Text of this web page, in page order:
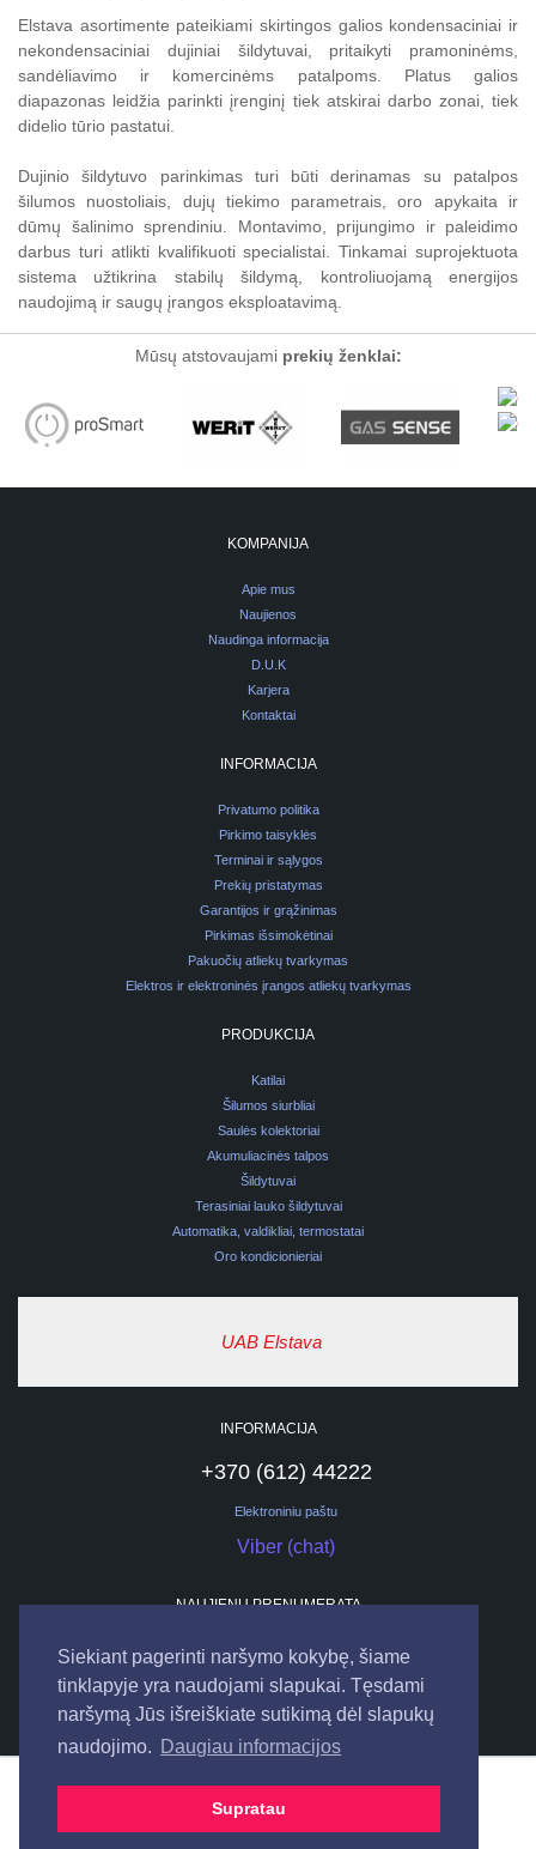
Siekiant pagerinti naršymo kokybę, šiame
tinklapyje yra naudojami slapukai. Tęsdami
naršymą Jūs išreiškiate sutikimą dėl slapukų
naudojimo. Daugiau informacijos
Supratau
Elstava asortimente pateikiami skirtingos galios kondensaciniai ir
nekondensaciniai dujiniai šildytuvai, pritaikyti pramoninėms,
sandėliavimo ir komercinėms patalpoms. Platus galios
diapazonas leidžia parinkti įrenginį tiek atskirai darbo zonai, tiek
didelio tūrio pastatui.
Dujinio šildytuvo parinkimas turi būti derinamas su patalpos
šilumos nuostoliais, dujų tiekimo parametrais, oro apykaita ir
dūmų šalinimo sprendiniu. Montavimo, prijungimo ir paleidimo
darbus turi atlikti kvalifikuoti specialistai. Tinkamai suprojektuota
sistema užtikrina stabilų šildymą, kontroliuojamą energijos
naudojimą ir saugų įrangos eksploatavimą.
Mūsų atstovaujami prekių ženklai:
KOMPANIJA
Apie mus
Naujienos
Naudinga informacija
D.U.K
Karjera
Kontaktai
INFORMACIJA
Privatumo politika
Pirkimo taisyklės
Terminai ir sąlygos
Prekių pristatymas
Garantijos ir grąžinimas
Pirkimas išsimokėtinai
Pakuočių atliekų tvarkymas
Elektros ir elektroninės įrangos atliekų tvarkymas
PRODUKCIJA
Katilai
Šilumos siurbliai
Saulės kolektoriai
Akumuliacinės talpos
Šildytuvai
Terasiniai lauko šildytuvai
Automatika, valdikliai, termostatai
Oro kondicionieriai
UAB Elstava
INFORMACIJA
+370 (612) 44222
Elektroniniu paštu
Viber (chat)
NAUJIENŲ PRENUMERATA
UAB "ELSTAVA". Visos teisės saugomos.
Bendraukime internete: